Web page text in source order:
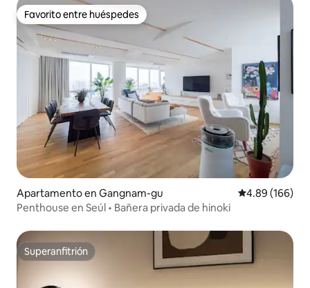
Favorito entre huéspedes
Favorito entre huéspedes
Apartamento en Gangnam-gu Calificación
4.89 (166)
Penthouse en Seúl • Bañera privada de hinoki
Superanfitrión
Superanfitrión